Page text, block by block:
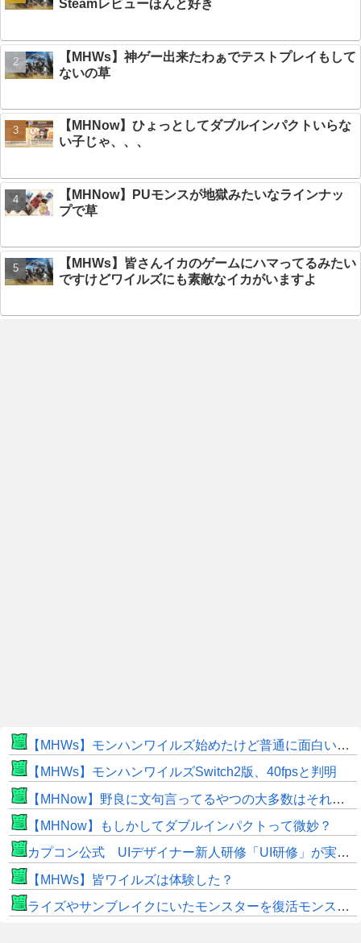
Steamレビューほんと好き
【MHWs】神ゲー出来たわぁでテストプレイもして
ないの草
【MHNow】ひょっとしてダブルインパクトいらな
い子じゃ、、、
【MHNow】PUモンスが地獄みたいなラインナッ
プで草
【MHWs】皆さんイカのゲームにハマってるみたい
ですけどワイルズにも素敵なイカがいますよ
【MHWs】モンハンワイルズ始めたけど普通に面白いじゃん
【MHWs】モンハンワイルズSwitch2版、40fpsと判明
【MHNow】野良に文句言ってるやつの大多数はそれしてないだけの雑魚だから聞く耳持つだけムダよ
【MHNow】もしかしてダブルインパクトって微妙？
カプコン公式 UIデザイナー新人研修「UI研修」が実装まで進みました！
【MHWs】皆ワイルズは体験した？
ライズやサンブレイクにいたモンスターを復活モンスターと呼ぶのはやめよう